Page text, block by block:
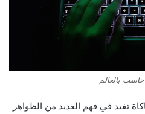
بالعالم
تفيد في فهم العديد من الظواهر